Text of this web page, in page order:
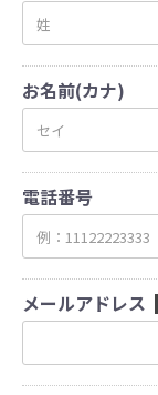
お名前(カナ)
電話番号
メールアドレス